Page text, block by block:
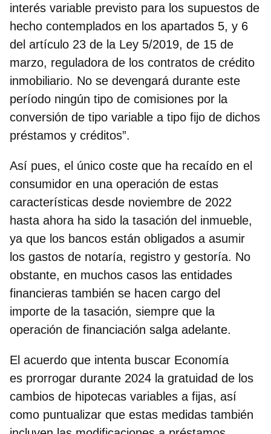
interés variable previsto para los supuestos de
hecho contemplados en los apartados 5, y 6
del artículo 23 de la Ley 5/2019, de 15 de
marzo, reguladora de los contratos de crédito
inmobiliario. No se devengará durante este
período ningún tipo de comisiones por la
conversión de tipo variable a tipo fijo de dichos
préstamos y créditos”.
Así pues, el único coste que ha recaído en el
consumidor en una operación de estas
características desde noviembre de 2022
hasta ahora ha sido la tasación del inmueble,
ya que los bancos están obligados a asumir
los gastos de notaría, registro y gestoría. No
obstante, en muchos casos las entidades
financieras también se hacen cargo del
importe de la tasación, siempre que la
operación de financiación salga adelante.
El acuerdo que intenta buscar Economía
es prorrogar durante 2024 la gratuidad de los
cambios de hipotecas variables a fijas, así
como puntualizar que estas medidas también